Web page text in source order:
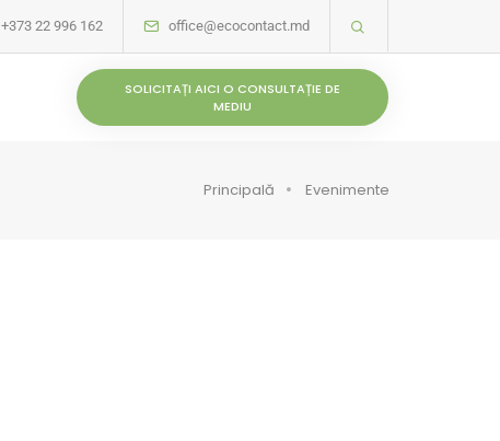
+373 22 996 162 office@ecocontact.md
SOLICITAȚI AICI O CONSULTAȚIE DE
MEDIU
Principală Evenimente